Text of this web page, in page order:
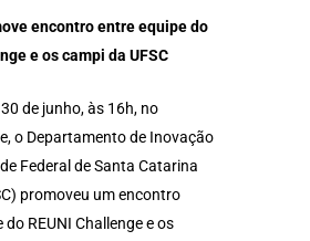
encontro entre equipe do
e os campi da UFSC
de junho, às 16h, no
o Departamento de Inovação
Federal de Santa Catarina
promoveu um encontro
do REUNI Challenge e os